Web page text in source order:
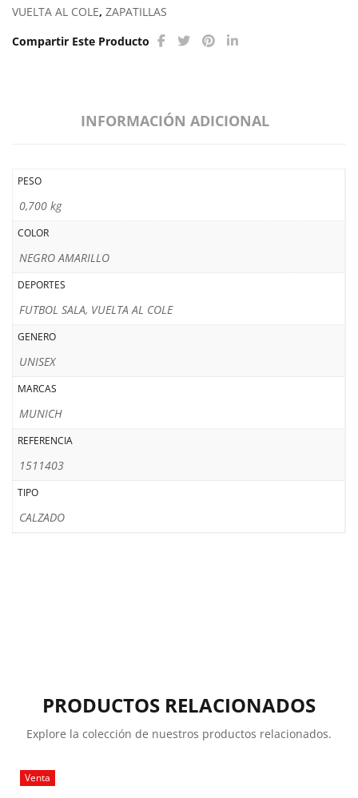
VUELTA AL COLE, ZAPATILLAS
Compartir Este Producto
INFORMACIÓN ADICIONAL
PESO
0,700 kg
COLOR
NEGRO AMARILLO
DEPORTES
FUTBOL SALA, VUELTA AL COLE
GENERO
UNISEX
MARCAS
MUNICH
REFERENCIA
1511403
TIPO
CALZADO
PRODUCTOS RELACIONADOS
Explore la colección de nuestros productos relacionados.
Venta